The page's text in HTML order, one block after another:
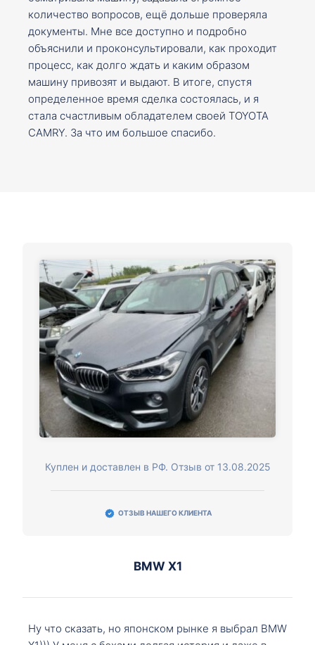
количество вопросов, ещё дольше проверяла
документы. Мне все доступно и подробно
объяснили и проконсультировали, как проходит
процесс, как долго ждать и каким образом
машину привозят и выдают. В итоге, спустя
определенное время сделка состоялась, и я
стала счастливым обладателем своей TOYOTA
CAMRY. За что им большое спасибо.
Куплен и доставлен в РФ. Отзыв от 13.08.2025
ОТЗЫВ НАШЕГО КЛИЕНТА
BMW X1
Ну что сказать, но японском рынке я выбрал BMW